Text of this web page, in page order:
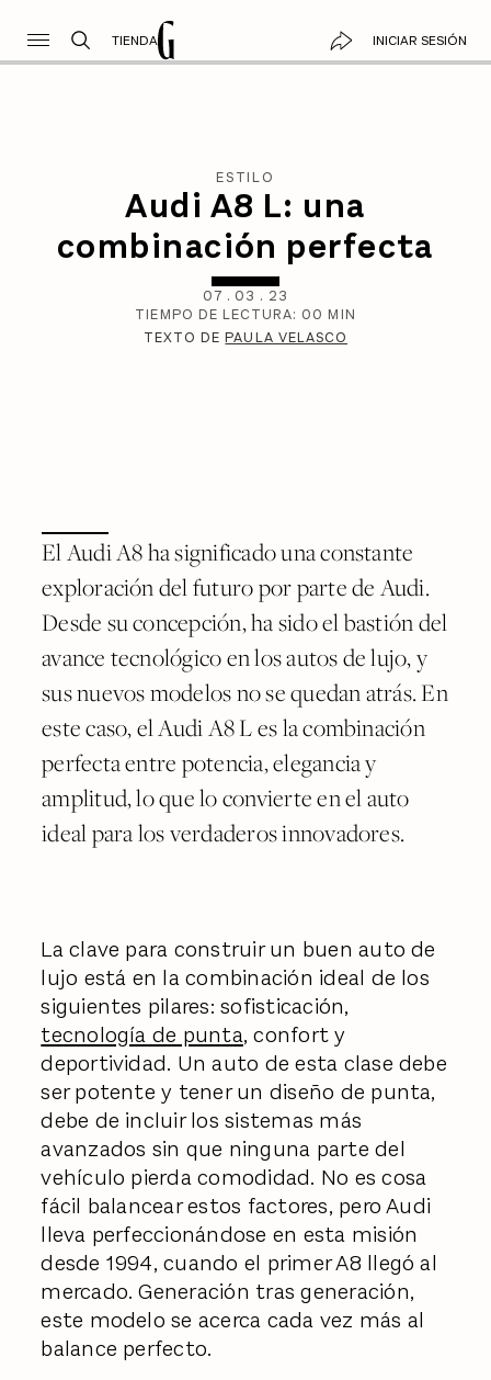
TIENDA INICIAR SESIÓN
ESTILO
Audi A8 L: una
combinación perfecta
07 . 03 . 23
TIEMPO DE LECTURA: 00 MIN
TEXTO DEPAULA VELASCO
El Audi A8 ha significado una constante
exploración del futuro por parte de Audi.
Desde su concepción, ha sido el bastión del
avance tecnológico en los autos de lujo, y
sus nuevos modelos no se quedan atrás. En
este caso, el Audi A8 L es la combinación
perfecta entre potencia, elegancia y
amplitud, lo que lo convierte en el auto
ideal para los verdaderos innovadores.
La clave para construir un buen auto de
lujo está en la combinación ideal de los
siguientes pilares: sofisticación,
tecnología de punta, confort y
deportividad. Un auto de esta clase debe
ser potente y tener un diseño de punta,
debe de incluir los sistemas más
avanzados sin que ninguna parte del
vehículo pierda comodidad. No es cosa
fácil balancear estos factores, pero Audi
lleva perfeccionándose en esta misión
desde 1994, cuando el primer A8 llegó al
mercado. Generación tras generación,
este modelo se acerca cada vez más al
balance perfecto.